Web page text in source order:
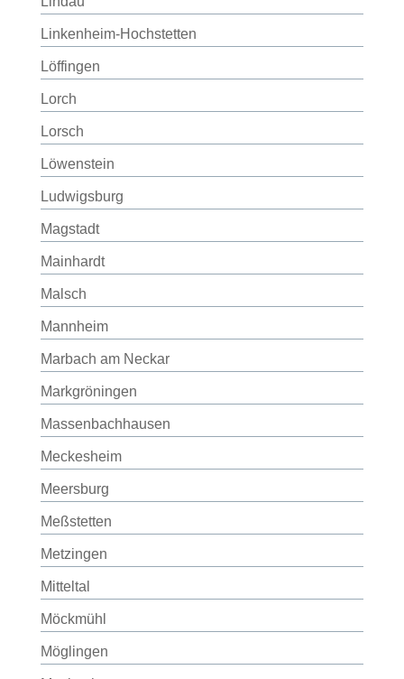
Linkenheim-Hochstetten
Löffingen
Lorch
Lorsch
Löwenstein
Ludwigsburg
Magstadt
Mainhardt
Malsch
Mannheim
Marbach am Neckar
Markgröningen
Massenbachhausen
Meckesheim
Meersburg
Meßstetten
Metzingen
Mitteltal
Möckmühl
Möglingen